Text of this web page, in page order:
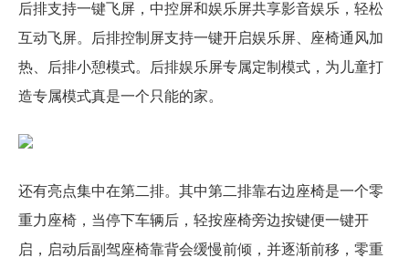
后排支持一键飞屏，中控屏和娱乐屏共享影音娱乐，轻松
互动飞屏。后排控制屏支持一键开启娱乐屏、座椅通风加
热、后排小憩模式。后排娱乐屏专属定制模式，为儿童打
造专属模式真是一个只能的家。
还有亮点集中在第二排。其中第二排靠右边座椅是一个零
重力座椅，当停下车辆后，轻按座椅旁边按键便一键开
启，启动后副驾座椅靠背会缓慢前倾，并逐渐前移，零重